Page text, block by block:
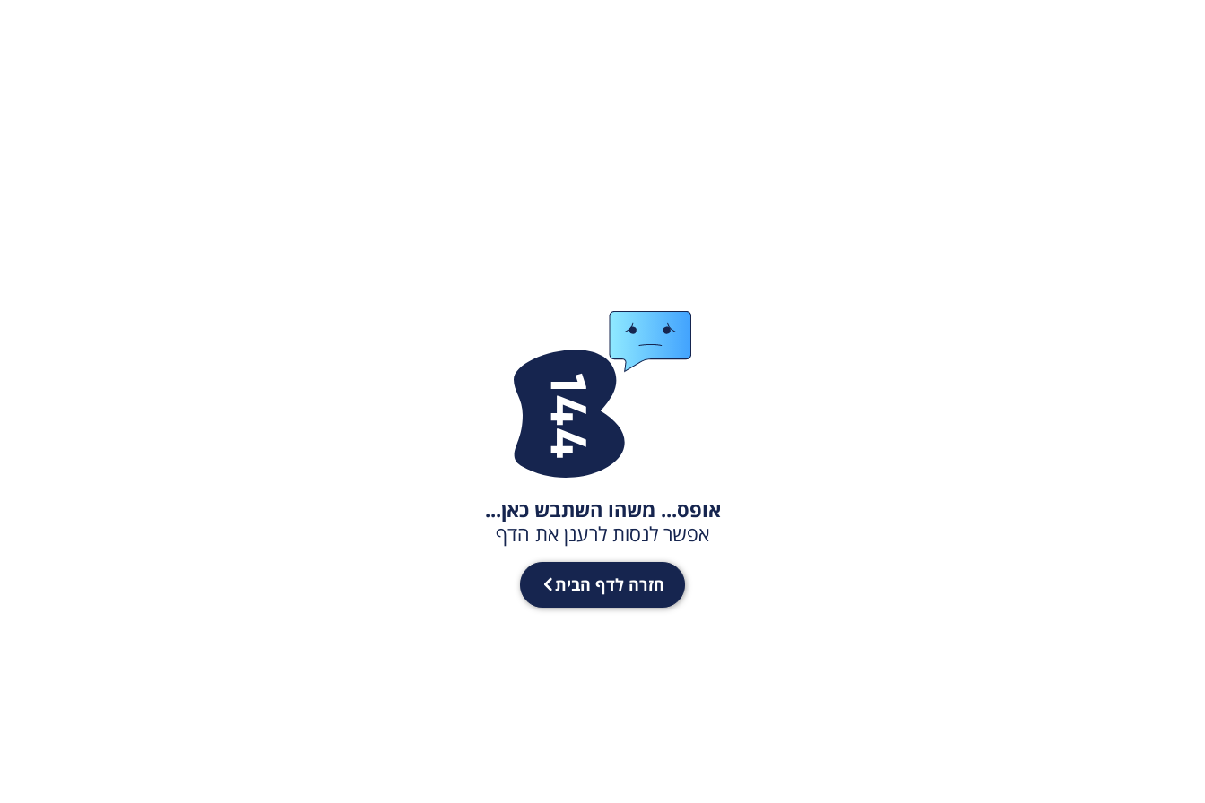
אופס... משהו השתבש כאן...
אפשר לנסות לרענן את הדף
חזרה לדף הבית